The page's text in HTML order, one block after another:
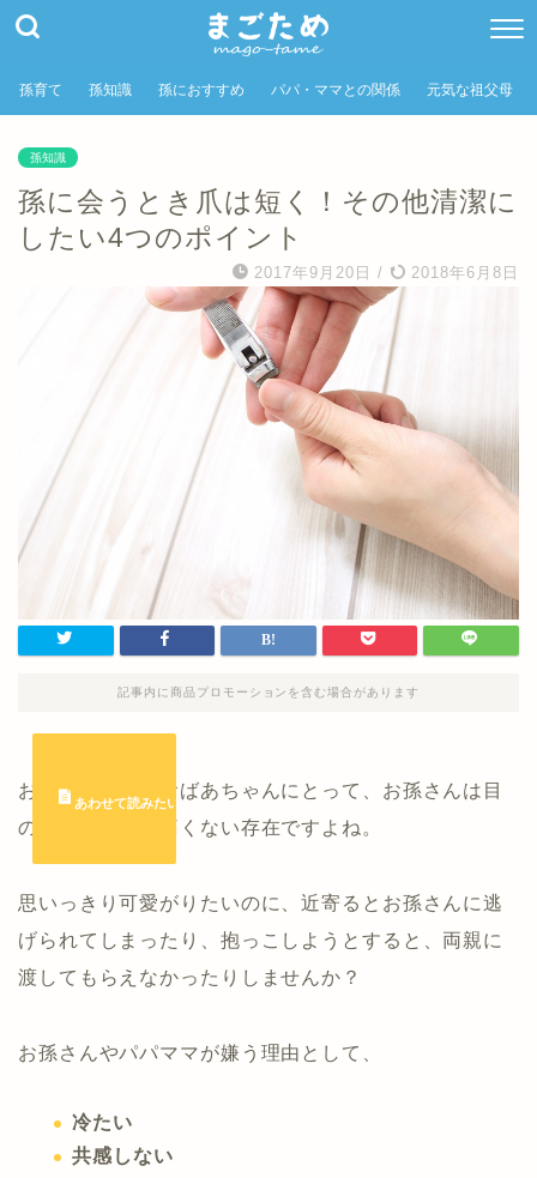
孫育て 孫知識 孫におすすめ パパ・ママとの関係 元気な祖父母
孫知識
孫に会うとき爪は短く！その他清潔に
したい4つのポイント
2017年9月20日 / 2018年6月8日
記事内に商品プロモーションを含む場合があります
おじいちゃん・おばあちゃんにとって、お孫さんは目
の中に入れても痛くない存在ですよね。
思いっきり可愛がりたいのに、近寄るとお孫さんに逃
げられてしまったり、抱っこしようとすると、両親に
渡してもらえなかったりしませんか？
お孫さんやパパママが嫌う理由として、
冷たい
共感しない